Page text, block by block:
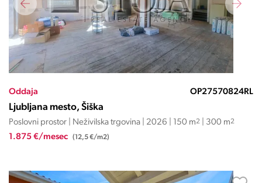
Oddaja OP27570824RL
Ljubljana mesto, Šiška
Poslovni prostor | Neživilska trgovina | 2026 | 150 m2 | 300 m2
1.875 €/mesec (12,5 €/m2)